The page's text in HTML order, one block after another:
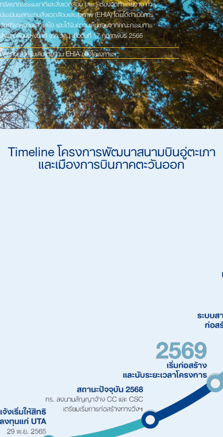
ทรัพยากรธรรมชาติและสิ่งแวดล้อม (สผ.) ต้องจัดทำรายงาน การ
ประเมินผลกระทบสิ่งแวดล้อมและสุขภาพ (EHIA) โดยได้ดำเนินการ
จัดทำรายงานแล้วเสร็จ และได้รับความเห็นชอบจากคณะกรรมการ
สิ่งแวดล้อมแห่งชาติ (กก.วล.) เมื่อวันที่ 17 กุมภาพันธ์ 2565
คลิกที่นี่ สำหรับเล่มรายงาน EHIA ของโครงการฯ
Timeline โครงการพัฒนาสนามบินอู่ตะเภา
และเมืองการบินภาคตะวันออก